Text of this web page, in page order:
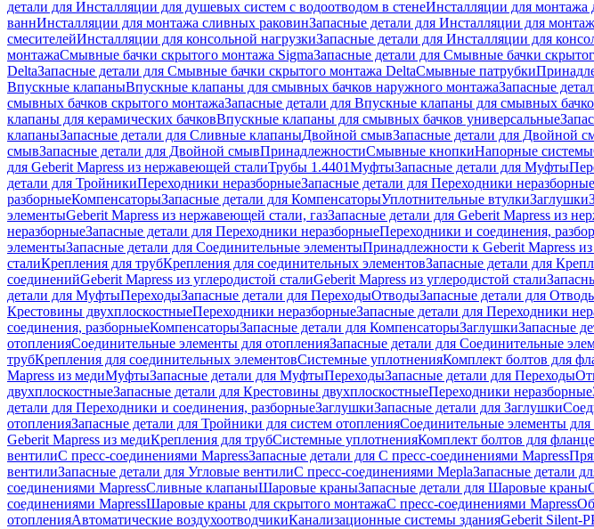
детали для Инсталляции для душевых систем с водоотводом в стенеИнсталляции для монтажа
ваннИнсталляции для монтажа сливных раковинЗапасные детали для Инсталляции для
смесителейИнсталляции для консольной нагрузкиЗапасные детали для Инсталляции для
монтажаСмывные бачки скрытого монтажа SigmaЗапасные детали для Смывные бачки
DeltaЗапасные детали для Смывные бачки скрытого монтажа DeltaСмывные патрубки
Впускные клапаныВпускные клапаны для смывных бачков наружного монтажаЗапасные
смывных бачков скрытого монтажаЗапасные детали для Впускные клапаны для смывных
клапаны для керамических бачковВпускные клапаны для смывных бачков универсальные
клапаныЗапасные детали для Сливные клапаныДвойной смывЗапасные детали для Двойной
смывЗапасные детали для Двойной смывПринадлежностиСмывные кнопкиНапорные системы
для Geberit Mapress из нержавеющей сталиТрубы 1.4401МуфтыЗапасные детали для Муфты
детали для ТройникиПереходники неразборныеЗапасные детали для Переходники неразборные
разборныеКомпенсаторыЗапасные детали для КомпенсаторыУплотнительные втулкиЗаглушки
элементыGeberit Mapress из нержавеющей стали, газЗапасные детали для Geberit Mapress из
неразборныеЗапасные детали для Переходники неразборныеПереходники и соединения,
элементыЗапасные детали для Соединительные элементыПринадлежности к Geberit Mapress
сталиКрепления для трубКрепления для соединительных элементовЗапасные детали для
соединенийGeberit Mapress из углеродистой сталиGeberit Mapress из углеродистой стали
детали для МуфтыПереходыЗапасные детали для ПереходыОтводыЗапасные детали для
Крестовины двухплоскостныеПереходники неразборныеЗапасные детали для Переходники
соединения, разборныеКомпенсаторыЗапасные детали для КомпенсаторыЗаглушкиЗапасные
отопленияСоединительные элементы для отопленияЗапасные детали для Соединительные
трубКрепления для соединительных элементовСистемные уплотненияКомплект болтов для
Mapress из медиМуфтыЗапасные детали для МуфтыПереходыЗапасные детали для Переходы
двухплоскостныеЗапасные детали для Крестовины двухплоскостныеПереходники неразборные
детали для Переходники и соединения, разборныеЗаглушкиЗапасные детали для Заглушки
отопленияЗапасные детали для Тройники для систем отопленияСоединительные элементы для
Geberit Mapress из медиКрепления для трубСистемные уплотненияКомплект болтов для
вентилиС пресс-соединениями MapressЗапасные детали для С пресс-соединениями Mapress
вентилиЗапасные детали для Угловые вентилиС пресс-соединениями MeplaЗапасные детали
соединениями MapressСливные клапаныШаровые краныЗапасные детали для Шаровые краны
соединениями MapressШаровые краны для скрытого монтажаС пресс-соединениями Mapress
отопленияАвтоматические воздухоотводчикиКанализационные системы зданияGeberit Silent-